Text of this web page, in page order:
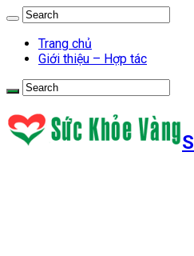
Trang chủ
Giới thiệu – Hợp tác